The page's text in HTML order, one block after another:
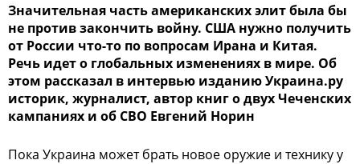
Значительная часть американских элит была бы
не против закончить войну. США нужно получить
от России что-то по вопросам Ирана и Китая.
Речь идет о глобальных изменениях в мире. Об
этом рассказал в интервью изданию Украина.ру
историк, журналист, автор книг о двух Чеченских
кампаниях и об СВО Евгений Норин
Пока Украина может брать новое оружие и технику у